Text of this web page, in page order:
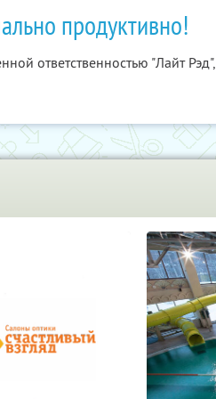
продуктивно!
ответственностью "Лайт Рэд",